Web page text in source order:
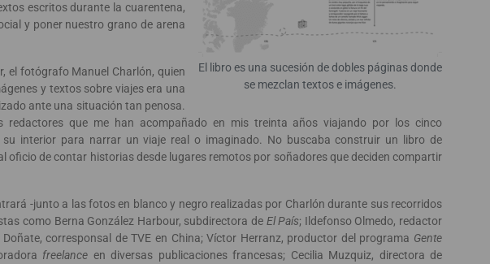
El libro es una sucesión de dobles páginas donde
se mezclan textos e imágenes.
escritos durante la cuarentena,
y poner nuestro grano de arena
el fotógrafo Manuel Charlón, quien
y textos sobre viajes era una
ante una situación tan penosa.
redactores que me han acompañado en mis treinta años viajando por los cinco
interior para narrar un viaje real o imaginado. No buscaba construir un libro de
oficio de contar historias desde lugares remotos por soñadores que deciden compartir
-junto a las fotos en blanco y negro realizadas por Charlón durante sus recorridos
como Berna González Harbour, subdirectora de El País; Ildefonso Olmedo, redactor
Doñate, corresponsal de TVE en China; Víctor Herranz, productor del programa Gente
freelance en diversas publicaciones francesas; Cecilia Muzquiz, directora de